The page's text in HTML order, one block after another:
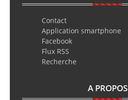
Contact
Application smartphone
Facebook
Flux RSS
Recherche
A PROPOS